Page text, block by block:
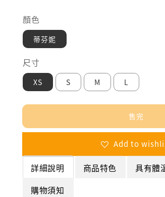
顏色
蒂芬妮
尺寸
XS S M L
售完
Add to
詳細說明 商品特色
具有體
購物須知